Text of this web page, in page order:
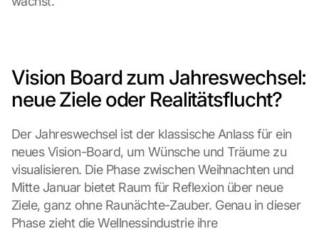
Vision Board zum Jahreswechsel:
neue Ziele oder Realitätsflucht?
Der Jahreswechsel ist der klassische Anlass für ein
neues Vision-Board, um Wünsche und Träume zu
visualisieren. Die Phase zwischen Weihnachten und
Mitte Januar bietet Raum für Reflexion über neue
Ziele, ganz ohne Raunächte-Zauber. Genau in dieser
Phase zieht die Wellnessindustrie ihre